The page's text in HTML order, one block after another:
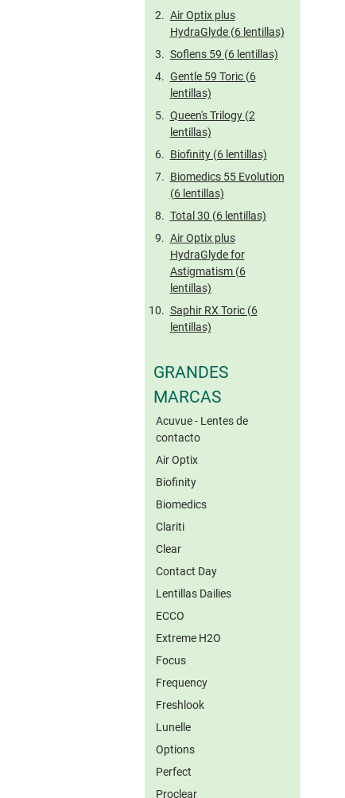
Air Optix plus
HydraGlyde (6 lentillas)
Soflens 59 (6 lentillas)
Gentle 59 Toric (6
lentillas)
Queen's Trilogy (2
lentillas)
Biofinity (6 lentillas)
Biomedics 55 Evolution
(6 lentillas)
Total 30 (6 lentillas)
Air Optix plus
HydraGlyde for
Astigmatism (6
lentillas)
Saphir RX Toric (6
lentillas)
GRANDES
MARCAS
Acuvue - Lentes de
contacto
Air Optix
Biofinity
Biomedics
Clariti
Clear
Contact Day
Lentillas Dailies
ECCO
Extreme H2O
Focus
Frequency
Freshlook
Lunelle
Options
Perfect
Proclear